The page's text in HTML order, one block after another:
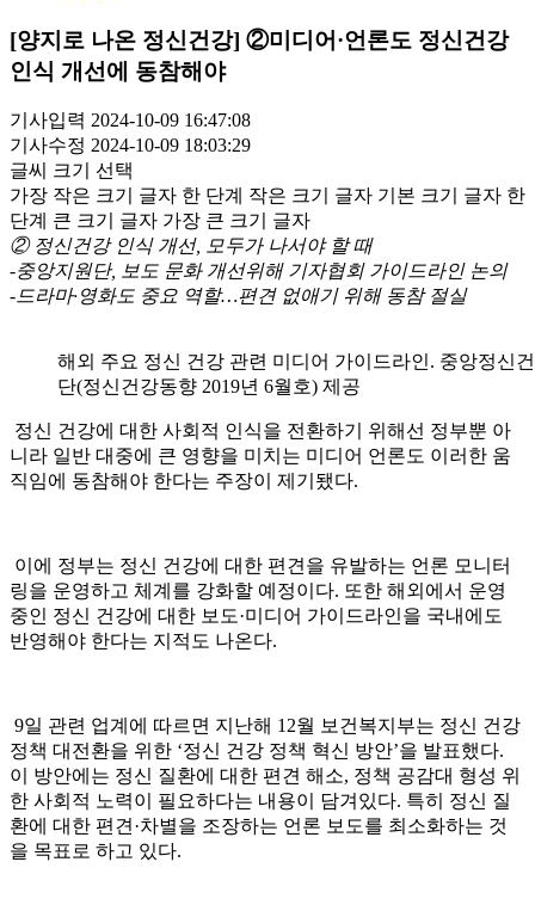
[양지로 나온 정신건강] ②미디어·언론도 정신건강
인식 개선에 동참해야
기사입력 2024-10-09 16:47:08
기사수정 2024-10-09 18:03:29
글씨 크기 선택
가장 작은 크기 글자 한 단계 작은 크기 글자 기본 크기 글자 한
단계 큰 크기 글자 가장 큰 크기 글자
② 정신건강 인식 개선, 모두가 나서야 할 때
-중앙지원단, 보도 문화 개선위해 기자협회 가이드라인 논의
-드라마·영화도 중요 역할…편견 없애기 위해 동참 절실
해외 주요 정신 건강 관련 미디어 가이드라인. 중앙정신
단(정신건강동향 2019년 6월호) 제공
정신 건강에 대한 사회적 인식을 전환하기 위해선 정부뿐 아
니라 일반 대중에 큰 영향을 미치는 미디어 언론도 이러한 움
직임에 동참해야 한다는 주장이 제기됐다.
이에 정부는 정신 건강에 대한 편견을 유발하는 언론 모니터
링을 운영하고 체계를 강화할 예정이다. 또한 해외에서 운영
중인 정신 건강에 대한 보도·미디어 가이드라인을 국내에도
반영해야 한다는 지적도 나온다.
9일 관련 업계에 따르면 지난해 12월 보건복지부는 정신 건강
정책 대전환을 위한 ‘정신 건강 정책 혁신 방안’을 발표했다.
이 방안에는 정신 질환에 대한 편견 해소, 정책 공감대 형성 위
한 사회적 노력이 필요하다는 내용이 담겨있다. 특히 정신 질
환에 대한 편견·차별을 조장하는 언론 보도를 최소화하는 것
을 목표로 하고 있다.